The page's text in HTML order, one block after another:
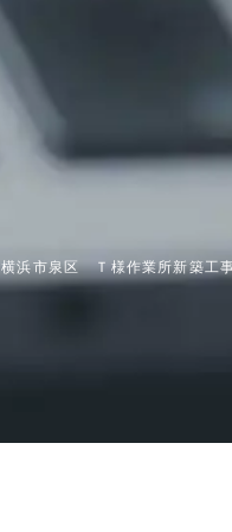
横浜市泉区 Ｔ様作業所新築工